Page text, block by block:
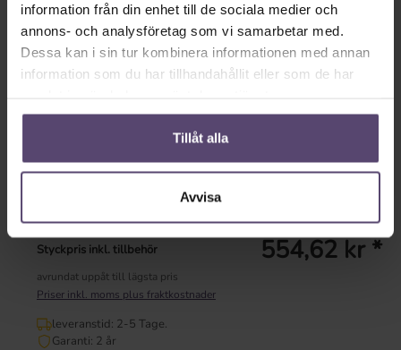
information från din enhet till de sociala medier och
annons- och analysföretag som vi samarbetar med.
Dessa kan i sin tur kombinera informationen med annan
information som du har tillhandahållit eller som de har
Tillåt alla
Avvisa
* Inmatning saknas *
Tillgänglig omedelbart
Garanti: 2 år
Styckpris inkl. tillbehör 554,62 kr *
avrundat uppåt till lägsta pris
Priser inkl. moms plus fraktkostnader
leveranstid: 2-5 Tage.
Garanti: 2 år